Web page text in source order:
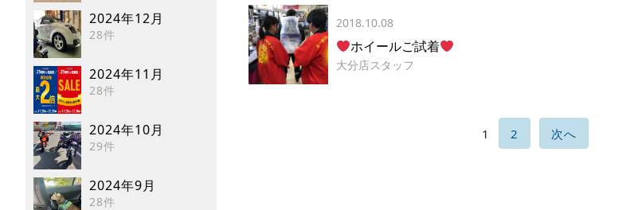
2024年12月
28件
2024年11月
28件
2024年10月
29件
2024年9月
28件
2018.10.08
ホイールご試着
大分店スタッフ
1 2 次へ